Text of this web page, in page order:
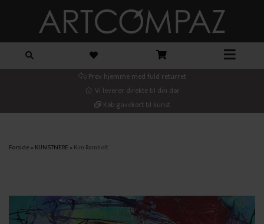
Prøv hjemme med fuld returret
Vi leverer direkte til din dør
Køb gavekort til kunst
Forside »KUNSTNERE »Kim Ramholt